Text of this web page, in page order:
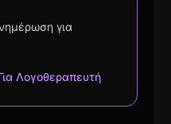
για
Λογοθεραπευτή